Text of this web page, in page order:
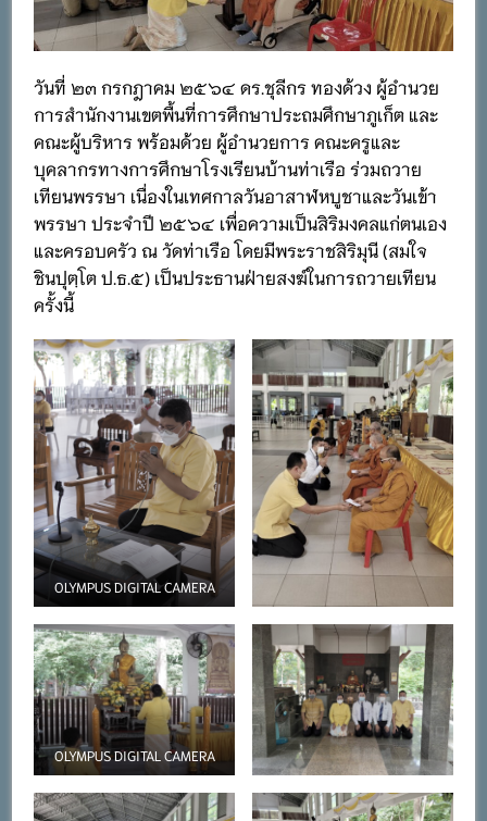
วันที่ ๒๓ กรกฎาคม ๒๕๖๔ ดร.ชุลีกร ทองด้วง ผู้อำนวย
การสำนักงานเขตพื้นที่การศึกษาประถมศึกษาภูเก็ต และ
คณะผู้บริหาร พร้อมด้วย ผู้อำนวยการ คณะครูและ
บุคลากรทางการศึกษาโรงเรียนบ้านท่าเรือ ร่วมถวาย
เทียนพรรษา เนื่องในเทศกาลวันอาสาฬหบูชาและวันเข้า
พรรษา ประจำปี ๒๕๖๔ เพื่อความเป็นสิริมงคลแก่ตนเอง
และครอบครัว ณ วัดท่าเรือ โดยมีพระราชสิริมุนี (สมใจ
ชินปุตฺโต ป.ธ.๕) เป็นประธานฝ่ายสงฆ์ในการถวายเทียน
ครั้งนี้
OLYMPUS DIGITAL CAMERA
OLYMPUS DIGITAL CAMERA